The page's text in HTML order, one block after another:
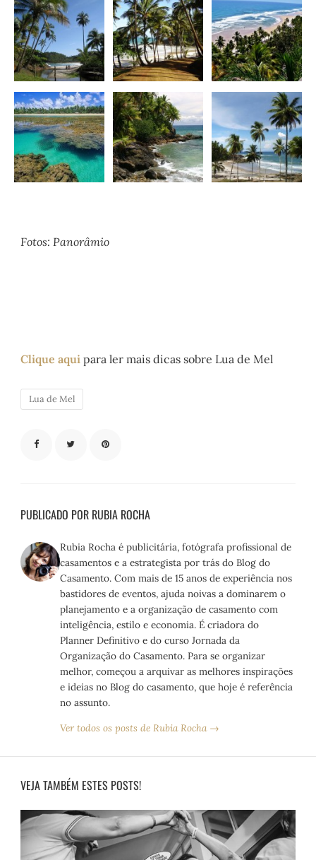
Fotos: Panorâmio
Clique aqui para ler mais dicas sobre Lua de Mel
Lua de Mel
PUBLICADO POR RUBIA ROCHA
Rubia Rocha é publicitária, fotógrafa profissional de
casamentos e a estrategista por trás do Blog do
Casamento. Com mais de 15 anos de experiência nos
bastidores de eventos, ajuda noivas a dominarem o
planejamento e a organização de casamento com
inteligência, estilo e economia. É criadora do
Planner Definitivo e do curso Jornada da
Organização do Casamento. Para se organizar
melhor, começou a arquivar as melhores inspirações
e ideias no Blog do casamento, que hoje é referência
no assunto.
Ver todos os posts de Rubia Rocha →
VEJA TAMBÉM ESTES POSTS!